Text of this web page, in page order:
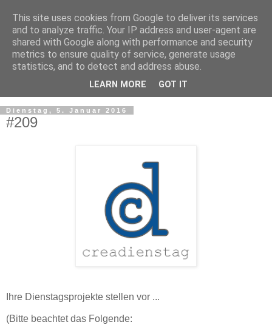
Dienstag, 5. Januar 2016
#209
Ihre Dienstagsprojekte stellen vor ...
(Bitte beachtet das Folgende:
This site uses cookies from Google to deliver its services
and to analyze traffic. Your IP address and user-agent are
shared with Google along with performance and security
metrics to ensure quality of service, generate usage
statistics, and to detect and address abuse.
LEARN MORE GOT IT